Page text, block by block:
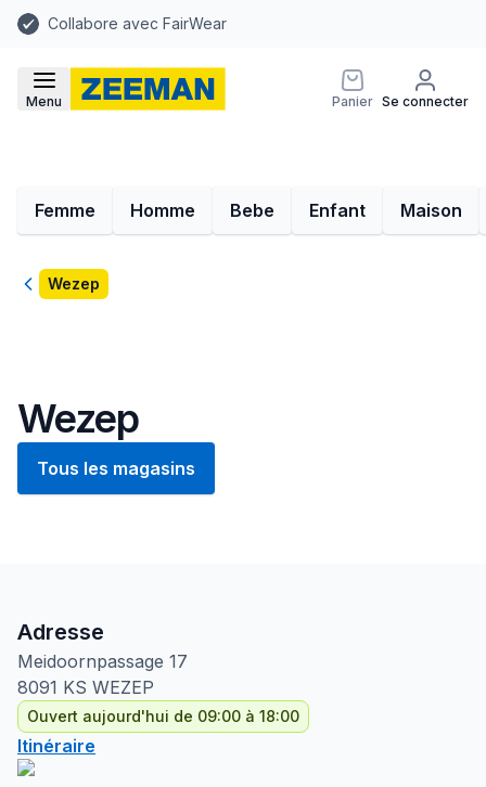
Collabore avec FairWear
Menu Panier Se connecter
Femme Homme Bebe Enfant Maison
RetourWezep
Wezep
Tous les magasins
Adresse
Meidoornpassage 17
8091 KS WEZEP
Ouvert aujourd'hui de 09:00 à 18:00
Itinéraire